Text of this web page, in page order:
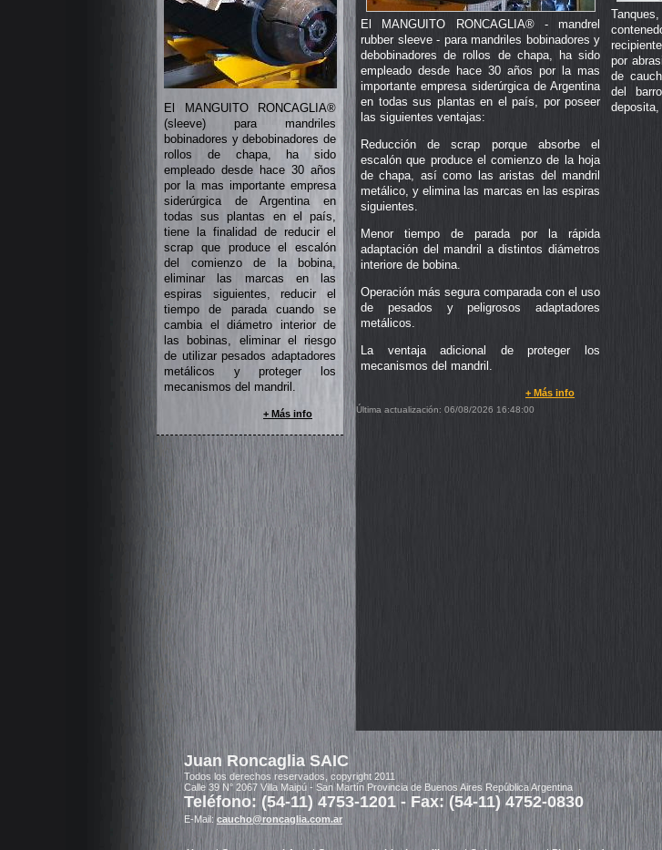
El MANGUITO RONCAGLIA® - mandrel
rubber sleeve - para mandriles bobinadores y
debobinadores de rollos de chapa, ha sido
empleado desde hace 30 años por la mas
importante empresa siderúrgica de Argentina
en todas sus plantas en el país, por poseer
las siguientes ventajas:
Reducción de scrap porque absorbe el
escalón que produce el comienzo de la hoja
de chapa, así como las aristas del mandril
metálico, y elimina las marcas en las espiras
siguientes.
Menor tiempo de parada por la rápida
adaptación del mandril a distintos diámetros
interiore de bobina.
Operación más segura comparada con el uso
de pesados y peligrosos adaptadores
metálicos.
La ventaja adicional de proteger los
mecanismos del mandril.
+ Más info
por
de
del
Última actualización: 06/08/2026 16:48:00
El MANGUITO RONCAGLIA®
(sleeve) para mandriles
bobinadores y debobinadores de
rollos de chapa, ha sido
empleado desde hace 30 años
por la mas importante empresa
siderúrgica de Argentina en
todas sus plantas en el país,
tiene la finalidad de reducir el
scrap que produce el escalón
del comienzo de la bobina,
eliminar las marcas en las
espiras siguientes, reducir el
tiempo de parada cuando se
cambia el diámetro interior de
las bobinas, eliminar el riesgo
de utilizar pesados adaptadores
metálicos y proteger los
mecanismos del mandril.
+ Más info
Juan Roncaglia SAIC
Todos los derechos reservados, copyright 2011
Calle 39 N° 2067 Villa Maipú - San Martín Provincia de Buenos Aires República Argentina
Teléfono: (54-11) 4753-1201 - Fax: (54-11) 4752-0830
E-Mail:caucho@roncaglia.com.ar